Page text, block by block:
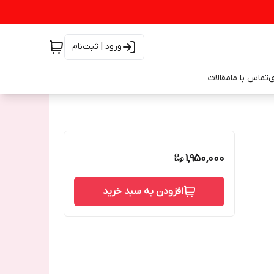
ورود | ثبت‌نام
تماس با مامقالات
1,950,000
افزودن به سبد خرید